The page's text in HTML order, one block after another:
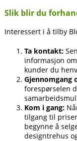
Slik blir du
Interessert i å tilby
Ta kontakt:
informasjon
kunder du
Gjennomgang
forespørselen
Kom i gang:
tilgang til
begynne å
designtrehus